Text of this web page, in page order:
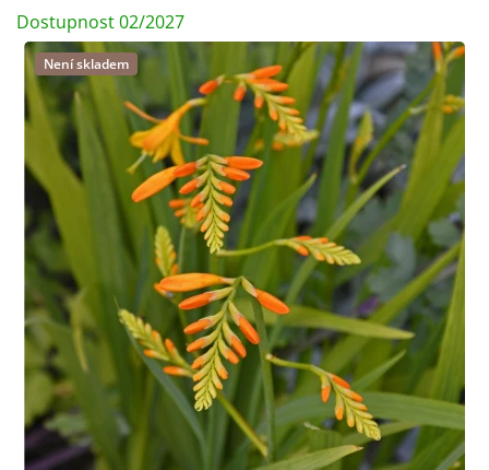
Dostupnost 02/2027
Není skladem